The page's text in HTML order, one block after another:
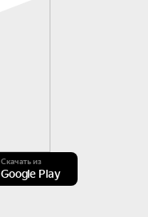
Скачать из
Google Play